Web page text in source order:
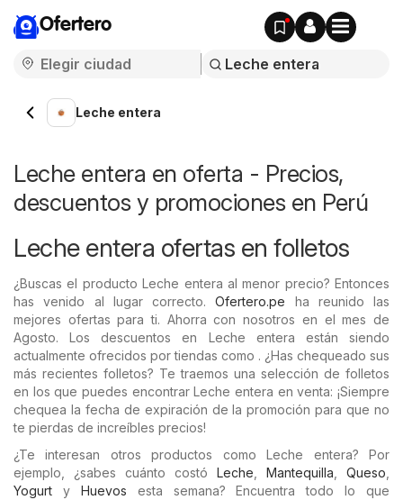
Ofertero
Leche entera
Leche entera en oferta - Precios,
descuentos y promociones en Perú
Leche entera ofertas en folletos
¿Buscas el producto Leche entera al menor precio? Entonces
has venido al lugar correcto.Ofertero.pe ha reunido las
mejores ofertas para ti. Ahorra con nosotros en el mes de
Agosto. Los descuentos en Leche entera están siendo
actualmente ofrecidos por tiendas como . ¿Has chequeado sus
más recientes folletos? Te traemos una selección de folletos
en los que puedes encontrar Leche entera en venta: ¡Siempre
chequea la fecha de expiración de la promoción para que no
te pierdas de increíbles precios!
¿Te interesan otros productos como Leche entera? Por
ejemplo, ¿sabes cuánto costó Leche Mantequilla Queso
Yogurt y Huevos esta semana? Encuentra todo lo que